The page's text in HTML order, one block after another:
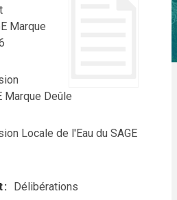
Marque
Marque Deûle
Locale de l'Eau du SAGE
Délibérations